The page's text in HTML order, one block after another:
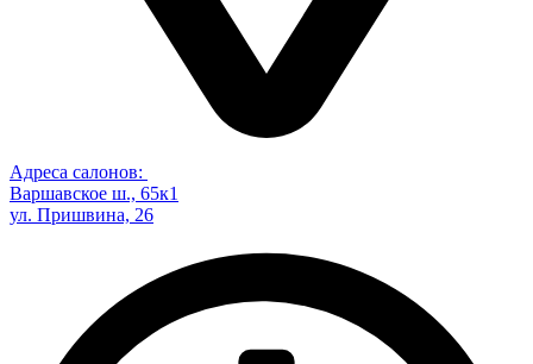
Адреса салонов:
Варшавское ш., 65к1
ул. Пришвина, 26